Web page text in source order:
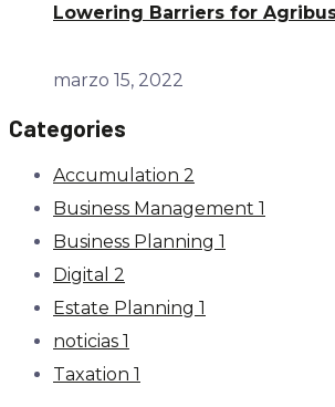
Lowering Barriers for
marzo 15, 2022
Categories
Accumulation 2
Business Management 1
Business Planning 1
Digital 2
Estate Planning 1
noticias 1
Taxation 1